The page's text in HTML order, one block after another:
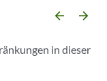
arrow_backward arrow_forward
in dieser